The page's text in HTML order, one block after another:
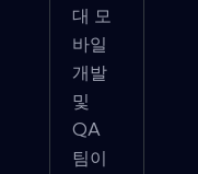
대 모
바일
개발
및
QA
팀이